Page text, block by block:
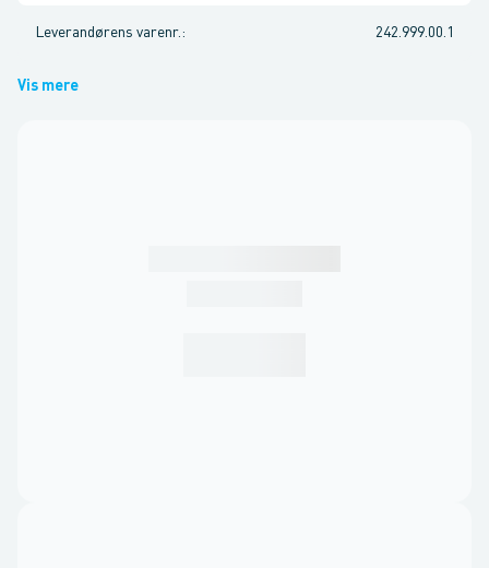
Leverandørens varenr. : 242.999.00.1
Vis mere